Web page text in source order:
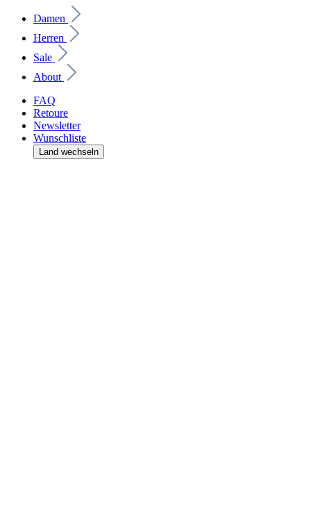
Damen
Herren
Sale
About
FAQ
Retoure
Newsletter
Wunschliste
Land wechseln